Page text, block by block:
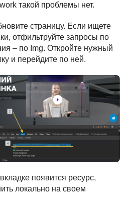
такой проблемы нет.
страницу. Если ищете
отфильтруйте запросы по
– по Img. Откройте нужный
и перейдите по ней.
появится ресурс,
локально на своем